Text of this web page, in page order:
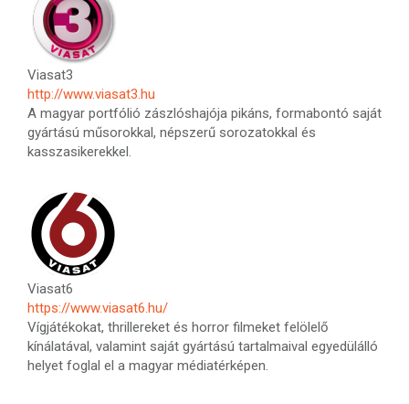
Viasat3
http://www.viasat3.hu
A magyar portfólió zászlóshajója pikáns, formabontó saját
gyártású műsorokkal, népszerű sorozatokkal és
kasszasikerekkel.
Viasat6
https://www.viasat6.hu/
Vígjátékokat, thrillereket és horror filmeket felölelő
kínálatával, valamint saját gyártású tartalmaival egyedülálló
helyet foglal el a magyar médiatérképen.